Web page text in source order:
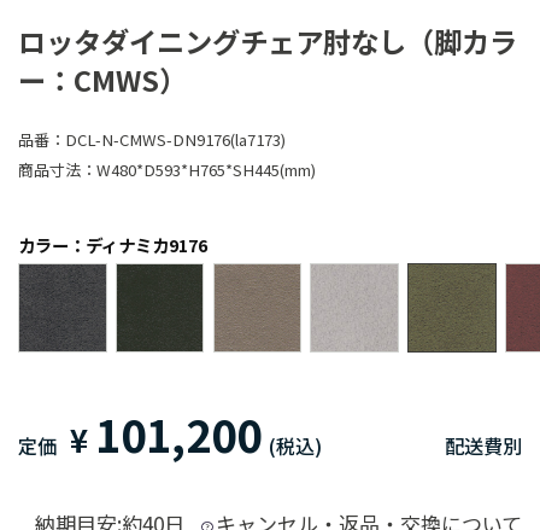
ロッタダイニングチェア肘なし（脚カラ
ー：CMWS）
品番： DCL-N-CMWS-DN9176(la7173)
商品寸法： W480*D593*H765*SH445(mm)
カラー：ディナミカ9176
定価 ¥ 101,200 (税込) 配送費別
納期目安:約40日 キャンセル・返品・交換について